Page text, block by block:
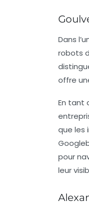
Dans
robots
offre
En tant
que les
pour
leur